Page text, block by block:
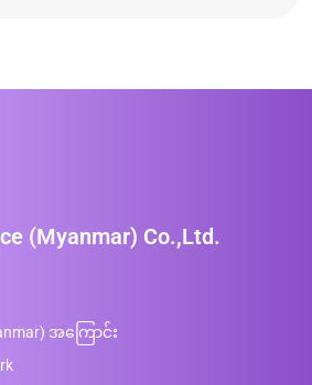
(Myanmar) Co.,Ltd.
အကြောင်း